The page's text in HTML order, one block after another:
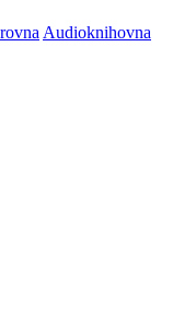
Audioknihovna